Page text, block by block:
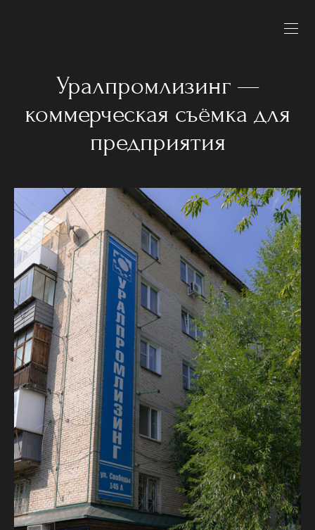
Уралпромлизинг —
коммерческая съёмка для
предприятия